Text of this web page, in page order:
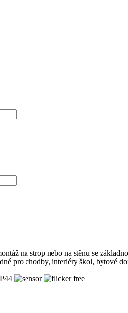
na strop nebo na stěnu se
pro chodby, interiéry škol, bytové